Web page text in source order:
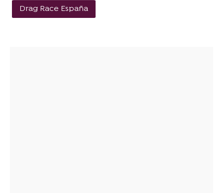
Drag Race España